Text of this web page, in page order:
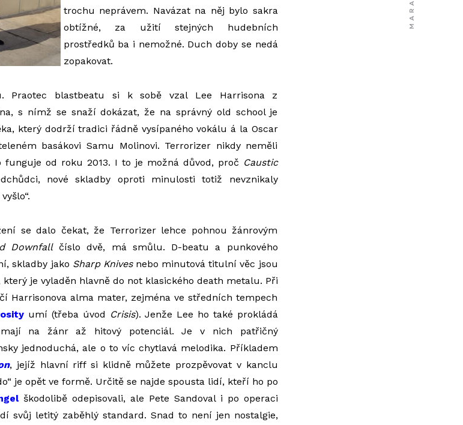
trochu neprávem. Navázat na něj bylo sakra
obtížné, za užití stejných hudebních
prostředků ba i nemožné. Duch doby se nedá
zopakovat.
Praotec blastbeatu si k sobě vzal Lee Harrisona z
s nímž se snaží dokázat, že na správný old school je
který dodrží tradici řádně vysípaného vokálu á la Oscar
basákovi Samu Molinovi. Terrorizer nikdy neměli
od roku 2013. I to je možná důvod, proč Caustic
nové skladby oproti minulosti totiž nevznikaly
se dalo čekat, že Terrorizer lehce pohnou žánrovým
Downfallčíslo dvě, má smůlu. D-beatu a punkového
skladby jako Sharp Knivesnebo minutová titulní věc jsou
je vyladěn hlavně do not klasického death metalu. Při
Harrisonova alma mater, zejména ve středních tempech
umí (třeba úvod Crisis). Jenže Lee ho také prokládá
mají na žánr až hitový potenciál. Je v nich patřičný
jednoduchá, ale o to víc chytlavá melodika. Příkladem
, jejíž hlavní riff si klidně můžete prozpěvovat v kanclu
je opět ve formě. Určitě se najde spousta lidí, kteří ho po
škodolibě odepisovali, ale Pete Sandoval i po operaci
svůj letitý zaběhlý standard. Snad to není jen nostalgie,